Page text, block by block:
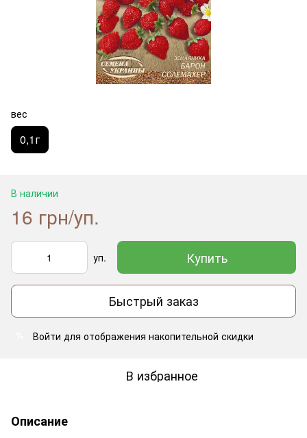
вес
0,1г
В наличии
16 грн/уп.
уп. Купить
Быстрый заказ
Войти для отображения накопительной скидки
В избранное
Описание